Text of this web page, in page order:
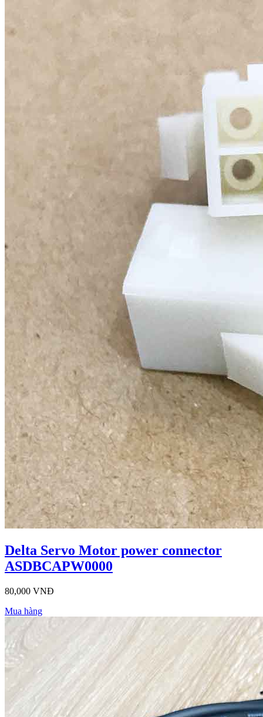
Delta Servo Motor power connector
ASDBCAPW0000
80,000 VNĐ
Mua hàng